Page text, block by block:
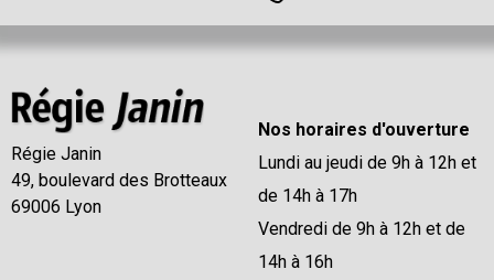
Régie Janin
49, boulevard des Brotteaux
69006 Lyon
Nos horaires d'ouverture
Lundi au jeudi de 9h à 12h et
de 14h à 17h
Vendredi de 9h à 12h et de
14h à 16h